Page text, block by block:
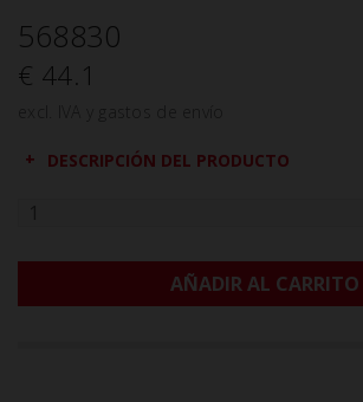
568830
€ 44.1
DESCRIPCIÓN DEL PRODUCTO
AÑADIR AL CARRITO